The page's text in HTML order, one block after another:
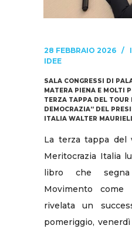
28 FEBBRAIO 2026
IDEE
SALA CONGRESSI DI
MATERA PIENA E MOLTI
TERZA TAPPA DEL TOUR
DEMOCRAZIA” DEL
ITALIA WALTER
La terza tappa del
Meritocrazia Italia
libro che
Movimento
rivelata un
pomeriggio,